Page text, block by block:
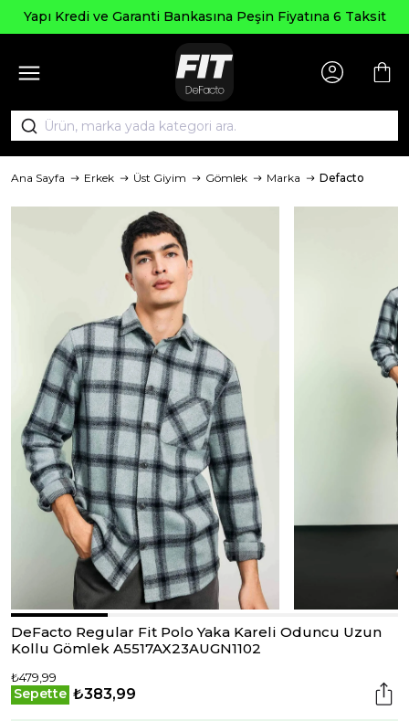
Yapı Kredi ve Garanti Bankasına Peşin Fiyatına 6 Taksit
Ana Sayfa Erkek Üst Giyim Gömlek Marka Defacto
DeFacto Regular Fit Polo Yaka Kareli Oduncu Uzun
Kollu Gömlek A5517AX23AUGN1102
₺479,99
Sepette ₺383,99